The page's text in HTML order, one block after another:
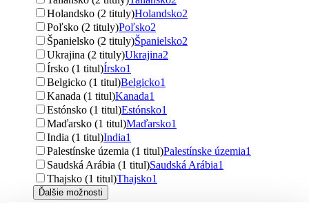
Holandsko (2 tituly)Holandsko2
Poľsko (2 tituly)Poľsko2
Španielsko (2 tituly)Španielsko2
Ukrajina (2 tituly)Ukrajina2
Írsko (1 titul)Írsko1
Belgicko (1 titul)Belgicko1
Kanada (1 titul)Kanada1
Estónsko (1 titul)Estónsko1
Maďarsko (1 titul)Maďarsko1
India (1 titul)India1
Palestínske územia (1 titul)Palestínske územia1
Saudská Arábia (1 titul)Saudská Arábia1
Thajsko (1 titul)Thajsko1
Ďalšie možnosti